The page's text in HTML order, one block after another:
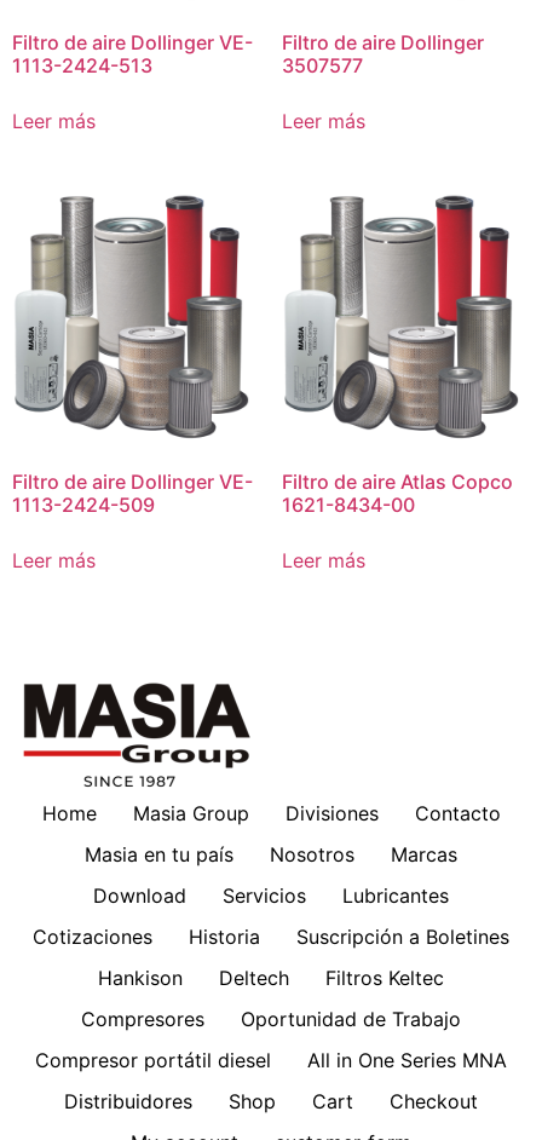
Filtro de aire Dollinger VE-
1113-2424-513
Leer más
Filtro de aire Dollinger
3507577
Leer más
Filtro de aire Dollinger VE-
1113-2424-509
Leer más
Filtro de aire Atlas Copco
1621-8434-00
Leer más
Home Masia Group Divisiones
Contacto
Masia en tu país
Nosotros
Marcas
Download
Servicios
Lubricantes
Cotizaciones
Historia
Suscripción a Boletines
Hankison
Deltech
Filtros Keltec
Compresores
Oportunidad de Trabajo
Compresor portátil diesel
All in One Series MNA
Distribuidores
Shop Cart
Checkout